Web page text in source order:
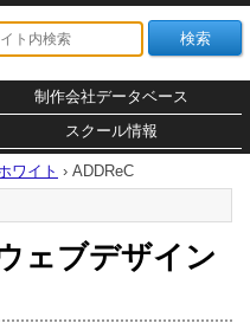
制作会社データベース
スクール情報
ワイト › ADDReC
ェブデザイン